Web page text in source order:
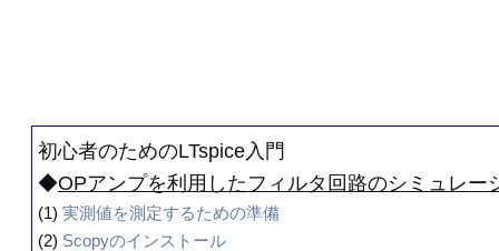
初心者のためのLTspice入門
◆OPアンプを利用したフィルタ回路のシミュレー
(1) 実測値を測定するための準備
(2) Scopyのインストール